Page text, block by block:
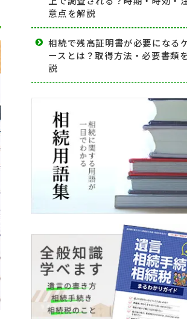
意点を解説
相続で残高証明書が必要になる
ースとは？取得方法・必要書類
説